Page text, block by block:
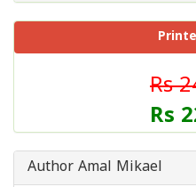
Rs
Rs
Author Amal Mikael